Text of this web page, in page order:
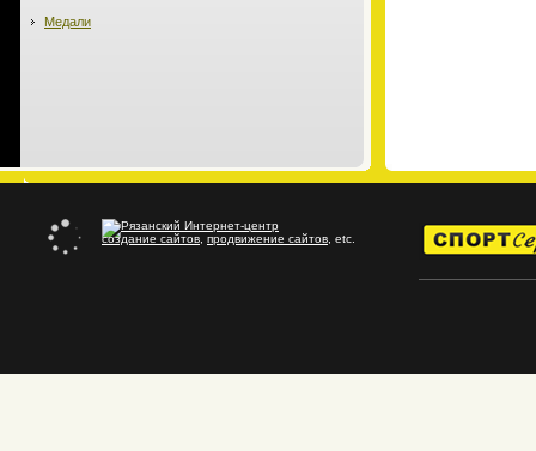
Медали
создание сайтов продвижение сайтов , etc.